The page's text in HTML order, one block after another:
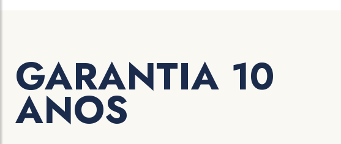
GARANTIA 10
ANOS